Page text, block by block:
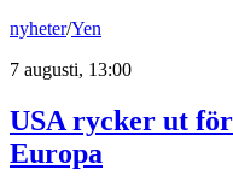
nyheter/Yen
7 augusti, 13:00
USA rycker ut
Europa